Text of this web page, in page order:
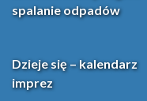
spalanie odpadów
Dzieje się – kalendarz
imprez